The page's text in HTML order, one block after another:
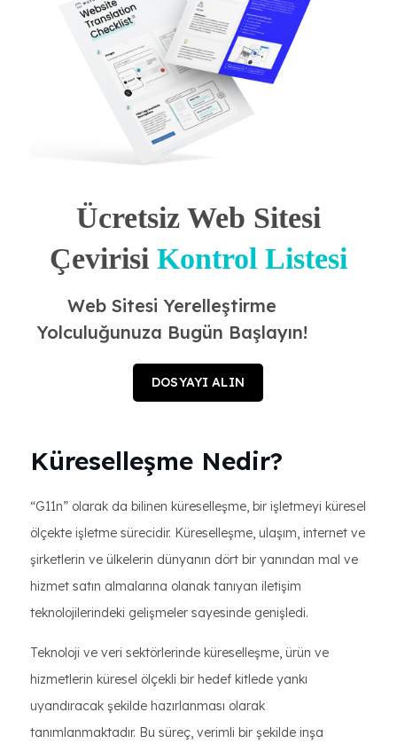
Ücretsiz Web Sitesi
ÇevirisiKontrol Listesi
Web Sitesi Yerelleştirme
Yolculuğunuza Bugün Başlayın!
DOSYAYI ALIN
Küreselleşme Nedir?
“G11n” olarak da bilinen küreselleşme, bir işletmeyi küresel
ölçekte işletme sürecidir. Küreselleşme, ulaşım, internet ve
şirketlerin ve ülkelerin dünyanın dört bir yanından mal ve
hizmet satın almalarına olanak tanıyan iletişim
teknolojilerindeki gelişmeler sayesinde genişledi.
Teknoloji ve veri sektörlerinde küreselleşme, ürün ve
hizmetlerin küresel ölçekli bir hedef kitlede yankı
uyandıracak şekilde hazırlanması olarak
tanımlanmaktadır. Bu süreç, verimli bir şekilde inşa